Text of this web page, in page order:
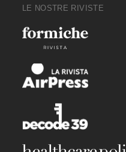
LE NOSTRE RIVISTE